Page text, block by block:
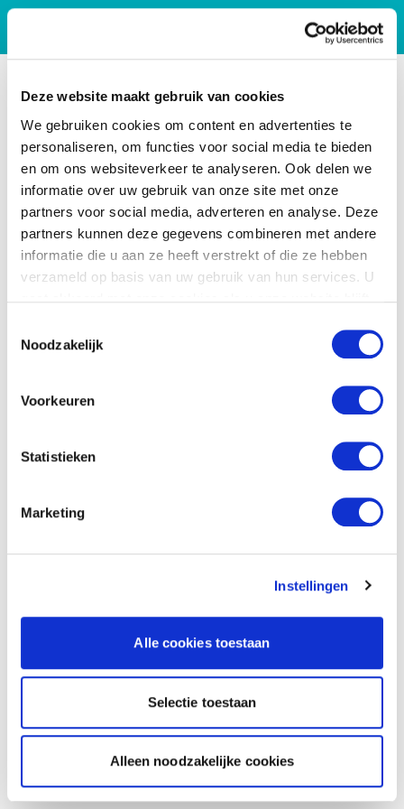
Deze website maakt gebruik van cookies
We gebruiken cookies om content en advertenties te
personaliseren, om functies voor social media te bieden
en om ons websiteverkeer te analyseren. Ook delen we
informatie over uw gebruik van onze site met onze
partners voor social media, adverteren en analyse. Deze
partners kunnen deze gegevens combineren met andere
informatie die u aan ze heeft verstrekt of die ze hebben
verzameld op basis van uw gebruik van hun services. U
Noodzakelijk
Voorkeuren
Statistieken
Marketing
Instellingen
Alle cookies toestaan
Selectie toestaan
Alleen noodzakelijke cookies